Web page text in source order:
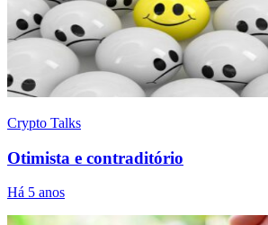
Crypto Talks
Otimista e contraditório
Há 5 anos